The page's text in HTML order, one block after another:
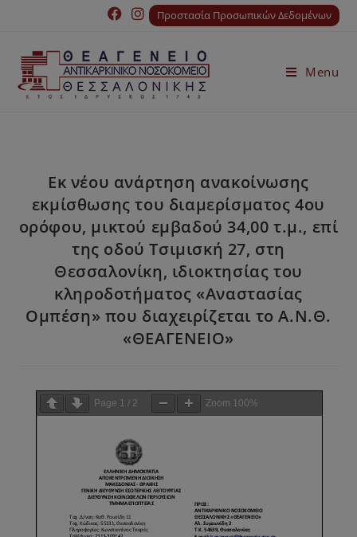
Προστασία Προσωπικών Δεδομένων
Menu
Εκ νέου ανάρτηση ανακοίνωσης
εκμίσθωσης του διαμερίσματος 4ου
ορόφου, μικτού εμβαδού 34,00 τ.μ., επί
της οδού Τσιμισκή 27, στη
Θεσσαλονίκη, ιδιοκτησίας του
κληροδοτήματος «Αναστασίας
Ομπέση» που διαχειρίζεται το Α.Ν.Θ.
«ΘΕΑΓΕΝΕΙΟ»
Page 1 / 2 Zoom 100%